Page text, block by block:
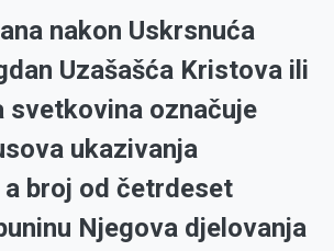
nakon Uskrsnuća
Uzašašća Kristova ili
svetkovina označuje
ukazivanja
broj od četrdeset
Njegova djelovanja